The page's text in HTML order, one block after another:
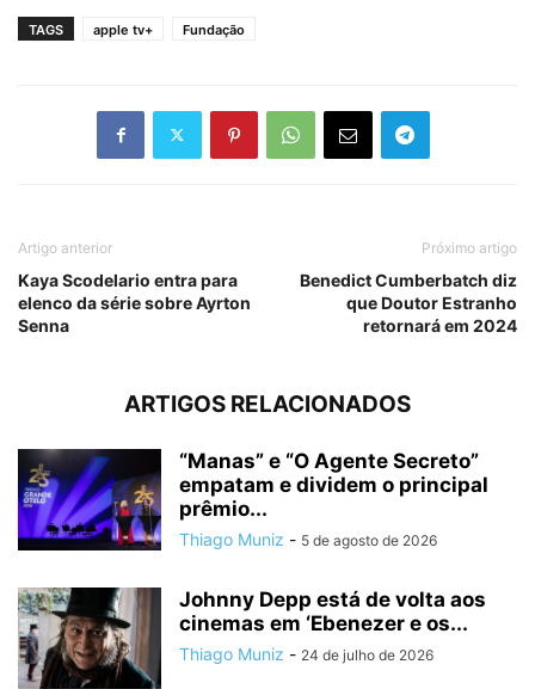
TAGS apple tv+ Fundação
Artigo anterior
Kaya Scodelario entra para
elenco da série sobre Ayrton
Senna
Próximo artigo
Benedict Cumberbatch diz
que Doutor Estranho
retornará em 2024
ARTIGOS RELACIONADOS
“Manas” e “O Agente Secreto”
empatam e dividem o principal
prêmio...
Thiago Muniz - 5 de agosto de 2026
Johnny Depp está de volta aos
cinemas em ‘Ebenezer e os...
Thiago Muniz - 24 de julho de 2026